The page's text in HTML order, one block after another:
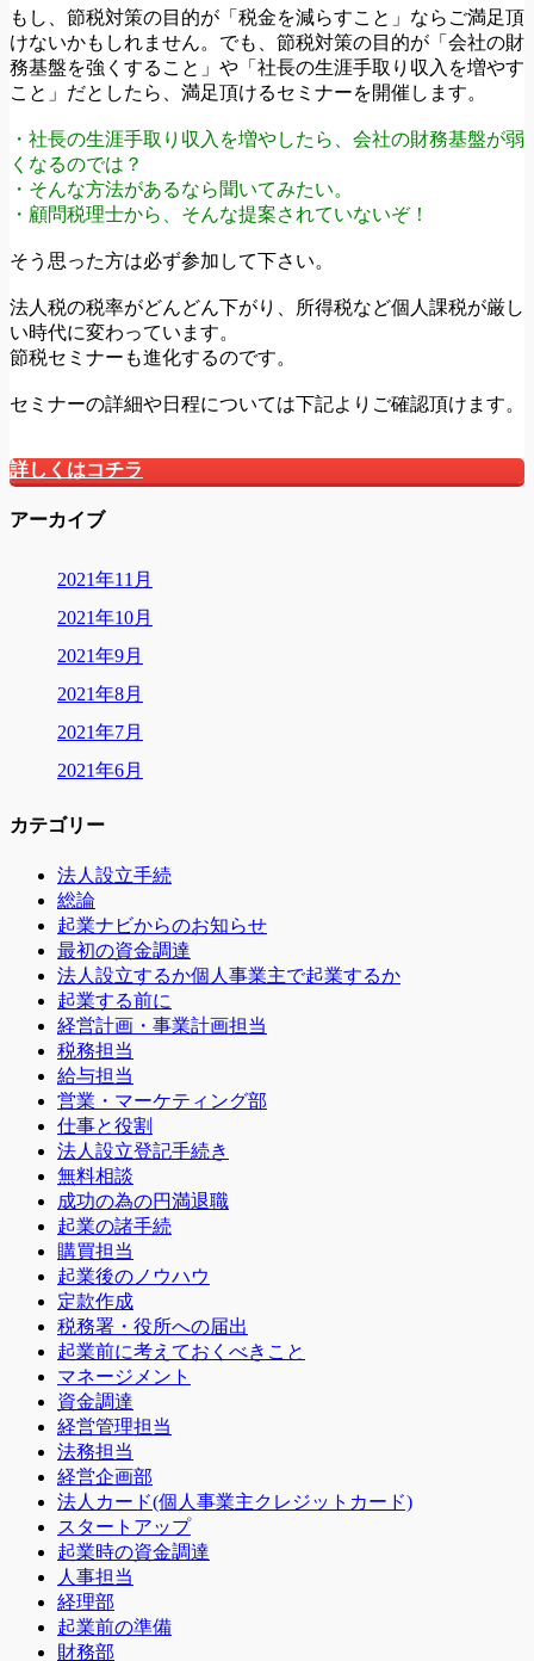
もし、節税対策の目的が「税金を減らすこと」ならご満足頂
けないかもしれません。でも、節税対策の目的が「会社の財
務基盤を強くすること」や「社長の生涯手取り収入を増やす
こと」だとしたら、満足頂けるセミナーを開催します。
・社長の生涯手取り収入を増やしたら、会社の財務基盤が弱
くなるのでは？
・そんな方法があるなら聞いてみたい。
・顧問税理士から、そんな提案されていないぞ！
そう思った方は必ず参加して下さい。
法人税の税率がどんどん下がり、所得税など個人課税が厳し
い時代に変わっています。
節税セミナーも進化するのです。
セミナーの詳細や日程については下記よりご確認頂けます。
詳しくはコチラ
アーカイブ
2021年11月
2021年10月
2021年9月
2021年8月
2021年7月
2021年6月
カテゴリー
法人設立手続
総論
起業ナビからのお知らせ
最初の資金調達
法人設立するか個人事業主で起業するか
起業する前に
経営計画・事業計画担当
税務担当
給与担当
営業・マーケティング部
仕事と役割
法人設立登記手続き
無料相談
成功の為の円満退職
起業の諸手続
購買担当
起業後のノウハウ
定款作成
税務署・役所への届出
起業前に考えておくべきこと
マネージメント
資金調達
経営管理担当
法務担当
経営企画部
法人カード(個人事業主クレジットカード)
スタートアップ
起業時の資金調達
人事担当
経理部
起業前の準備
財務部